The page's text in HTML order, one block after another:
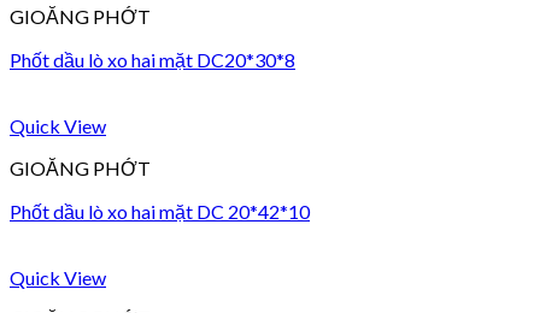
GIOĂNG PHỚT
Phốt dầu lò xo hai mặt DC20*30*8
Quick View
GIOĂNG PHỚT
Phốt dầu lò xo hai mặt DC 20*42*10
Quick View